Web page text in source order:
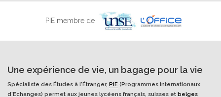
PIE membre de
Une expérience de vie, un bagage pour la vie
Spécialiste des Études à l'Étranger, PIE (Programmes Internationaux
d’Echanges) permet aux jeunes lycéens français, suisses et belges